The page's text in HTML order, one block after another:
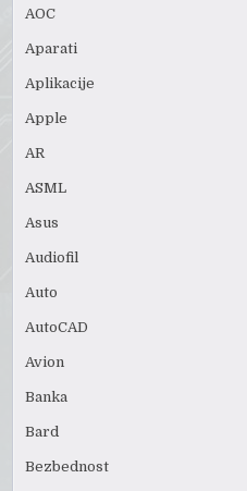
AOC
Aparati
Aplikacije
Apple
AR
ASML
Asus
Audiofil
Auto
AutoCAD
Avion
Banka
Bard
Bezbednost